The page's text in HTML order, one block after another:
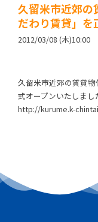
久留米市近郊の
だわり賃貸」を
2012/03/08 (木)10:00
久留米市近郊の賃貸
式オープンいたしまし
http://kurume.k-